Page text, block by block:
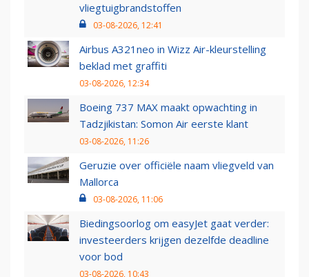
vliegtuigbrandstoffen
03-08-2026, 12:41
Airbus A321neo in Wizz Air-kleurstelling
beklad met graffiti
03-08-2026, 12:34
Boeing 737 MAX maakt opwachting in
Tadzjikistan: Somon Air eerste klant
03-08-2026, 11:26
Geruzie over officiële naam vliegveld van
Mallorca
03-08-2026, 11:06
Biedingsoorlog om easyJet gaat verder:
investeerders krijgen dezelfde deadline
voor bod
03-08-2026, 10:43